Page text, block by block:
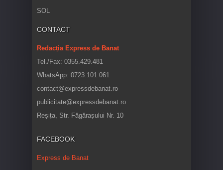
SOL
CONTACT
Redacția Express de Banat
Tel./Fax: 0355.429.481
WhatsApp: 0723.101.061
contact@expressdebanat.ro
publicitate@expressdebanat.ro
Reșița, Str. Făgărașului Nr. 10
FACEBOOK
Express de Banat